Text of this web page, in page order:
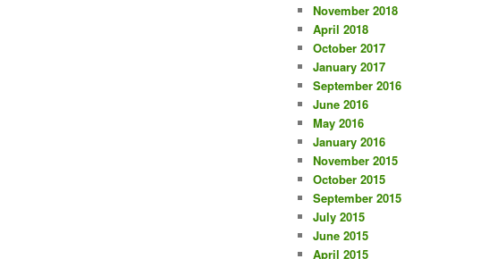
November 2018
April 2018
October 2017
January 2017
September 2016
June 2016
May 2016
January 2016
November 2015
October 2015
September 2015
July 2015
June 2015
April 2015